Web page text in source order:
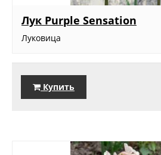
Лук Purple Sensation
Луковица
Купить